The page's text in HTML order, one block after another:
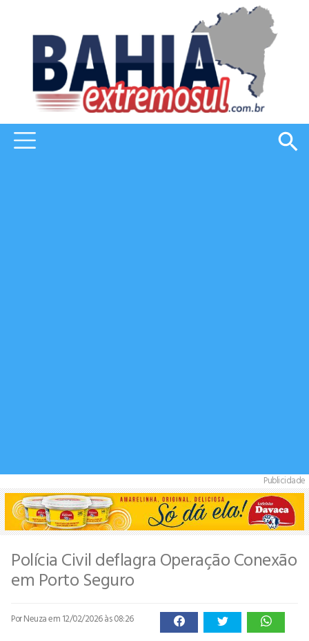
Publicidade
Polícia Civil deflagra Operação Conexão
em Porto Seguro
Por Neuzaem 12/02/2026 às 08:26